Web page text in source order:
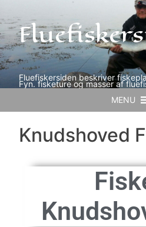
Fluefiskersiden beskriver
Fyn. fisketure og masser af
MENU
Knudshoved